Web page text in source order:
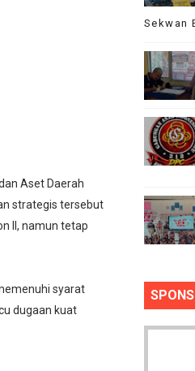
BELI GELAP! — PEGAWAI
Di Seluruh Indonesia
Semangat
Satgas Pamtas RI-
dan Jiwa Kepemimpinan
Aset Daerah
strategis tersebut
II, namun tetap
syarat
dugaan kuat
Sekwan